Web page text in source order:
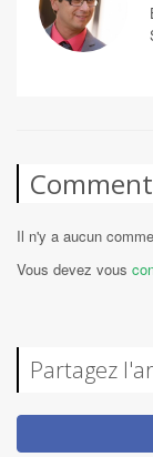
Il n'y a aucun
Vous devez vous
Partagez